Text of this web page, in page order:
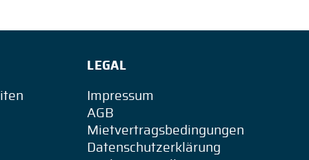
LEGAL
Impressum
AGB
Mietvertragsbedingungen
Datenschutzerklärung